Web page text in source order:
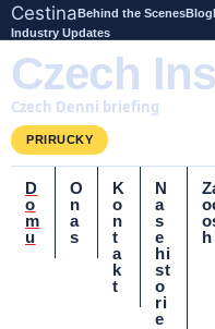
CestinaBehind the ScenesBlog
Industry Updates
Czech
Czech Denni briefing
PRIRUCKY
D
o
m
u
O
n
a
s
K
o
n
t
a
k
t
N
a
s
e
hi
st
o
ri
e